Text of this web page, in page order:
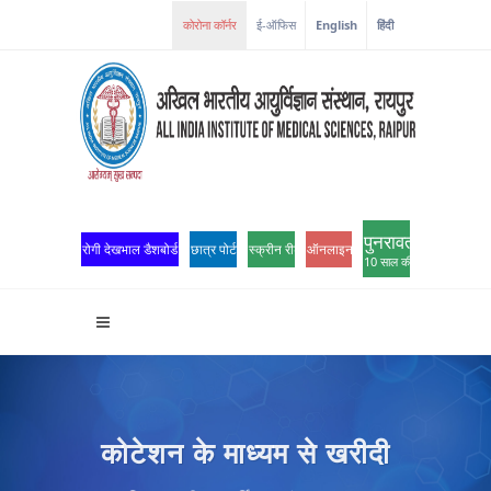
कोरोना कॉर्नर ई-ऑफिस English हिंदी
रोगी देखभाल डैशबोर्ड छात्र पोर्टल स्क्रीन रीडर एक्सेसऑनलाइन ओपीडी पंजीकरण
पुनरावर्तन
10 साल की उत्कृष्टता
कोटेशन के माध्यम से खरीदी